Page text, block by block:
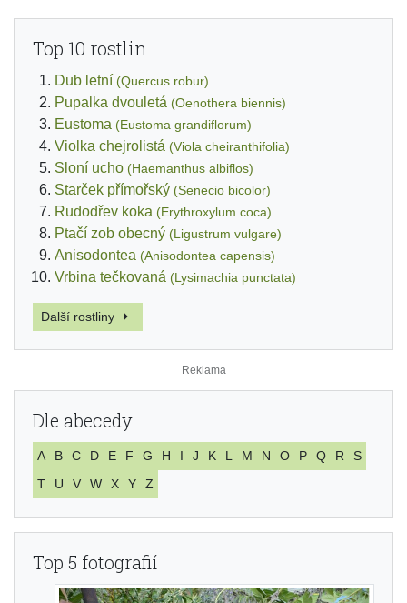
Top 10 rostlin
Dub letní (Quercus robur)
Pupalka dvouletá (Oenothera biennis)
Eustoma (Eustoma grandiflorum)
Violka chejrolistá (Viola cheiranthifolia)
Sloní ucho (Haemanthus albiflos)
Starček přímořský (Senecio bicolor)
Rudodřev koka (Erythroxylum coca)
Ptačí zob obecný (Ligustrum vulgare)
Anisodontea (Anisodontea capensis)
Vrbina tečkovaná (Lysimachia punctata)
Další rostliny
Dle abecedy
A B C D E F G H I J K L M N O P Q R
S
T
U V W X Y Z
Top 5 fotografií